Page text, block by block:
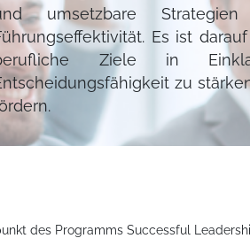
umsetzbare
Es ist
Ziele in
zu
des Programms Successful